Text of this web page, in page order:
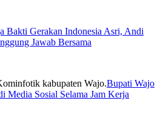
Gerakan Indonesia Asri, Andi
Jawab Bersama
Bupati Wajo
Media Sosial Selama Jam Kerja